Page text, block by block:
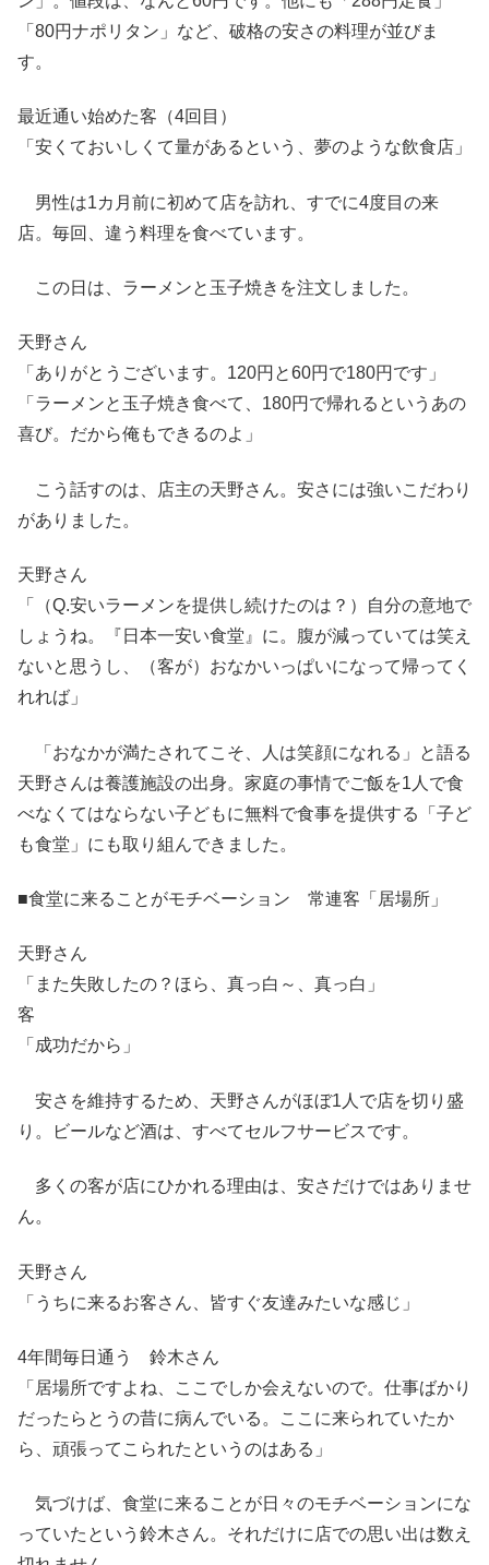
「80円ナポリタン」など、破格の安さの料理が並びま
す。
最近通い始めた客（4回目）
「安くておいしくて量があるという、夢のような飲食店」
男性は1カ月前に初めて店を訪れ、すでに4度目の来
店。毎回、違う料理を食べています。
この日は、ラーメンと玉子焼きを注文しました。
天野さん
「ありがとうございます。120円と60円で180円です」
「ラーメンと玉子焼き食べて、180円で帰れるというあの
喜び。だから俺もできるのよ」
こう話すのは、店主の天野さん。安さには強いこだわり
がありました。
天野さん
「（Q.安いラーメンを提供し続けたのは？）自分の意地で
しょうね。『日本一安い食堂』に。腹が減っていては笑え
ないと思うし、（客が）おなかいっぱいになって帰ってく
れれば」
「おなかが満たされてこそ、人は笑顔になれる」と語る
天野さんは養護施設の出身。家庭の事情でご飯を1人で食
べなくてはならない子どもに無料で食事を提供する「子ど
も食堂」にも取り組んできました。
■食堂に来ることがモチベーション 常連客「居場所」
天野さん
「また失敗したの？ほら、真っ白～、真っ白」
客
「成功だから」
安さを維持するため、天野さんがほぼ1人で店を切り盛
り。ビールなど酒は、すべてセルフサービスです。
多くの客が店にひかれる理由は、安さだけではありませ
ん。
天野さん
「うちに来るお客さん、皆すぐ友達みたいな感じ」
4年間毎日通う 鈴木さん
「居場所ですよね、ここでしか会えないので。仕事ばかり
だったらとうの昔に病んでいる。ここに来られていたか
ら、頑張ってこられたというのはある」
気づけば、食堂に来ることが日々のモチベーションにな
っていたという鈴木さん。それだけに店での思い出は数え